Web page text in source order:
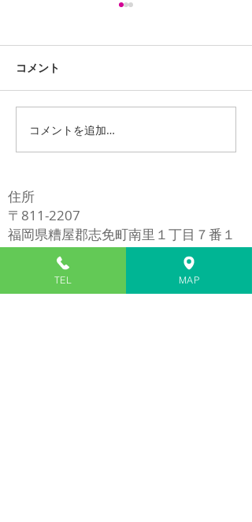
iPhone13ProMaxスピー
カー交換修理
コメント
コメントを追加…
住所
〒811-2207
福岡県糟屋郡志免町南里１丁目７番１
号
​※イオンモール福岡の近く
電話
TEL MAP